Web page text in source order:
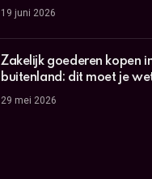
19 juni 2026
Zakelijk goederen kopen
buitenland: dit moet je
29 mei 2026